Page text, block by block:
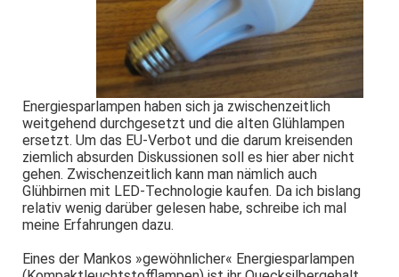
Energiesparlampen haben sich ja zwischenzeitlich
weitgehend durchgesetzt und die alten Glühlampen
ersetzt. Um das EU-Verbot und die darum kreisenden
ziemlich absurden Diskussionen soll es hier aber nicht
gehen. Zwischenzeitlich kann man nämlich auch
Glühbirnen mit LED-Technologie kaufen. Da ich bislang
relativ wenig darüber gelesen habe, schreibe ich mal
meine Erfahrungen dazu.
Eines der Mankos »gewöhnlicher« Energiesparlampen